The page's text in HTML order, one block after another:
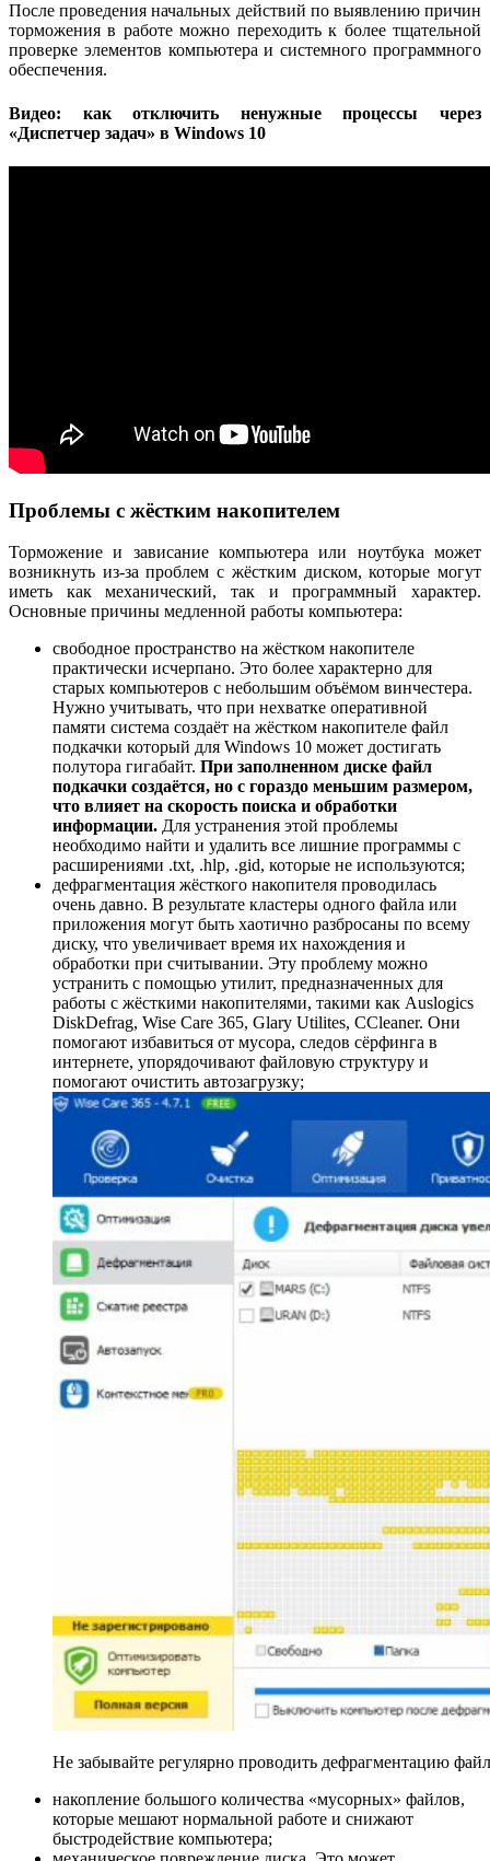
После проведения начальных действий по выявлению причин
торможения в работе можно переходить к более тщательной
проверке элементов компьютера и системного программного
обеспечения.
Видео: как отключить ненужные процессы через
«Диспетчер задач» в Windows 10
Проблемы с жёстким накопителем
Торможение и зависание компьютера или ноутбука может
возникнуть из-за проблем с жёстким диском, которые могут
иметь как механический, так и программный характер.
Основные причины медленной работы компьютера:
свободное пространство на жёстком накопителе
практически исчерпано. Это более характерно для
старых компьютеров с небольшим объёмом винчестера.
Нужно учитывать, что при нехватке оперативной
памяти система создаёт на жёстком накопителе файл
подкачки который для Windows 10 может достигать
полутора гигабайт. При заполненном диске файл
подкачки создаётся, но с гораздо меньшим размером,
что влияет на скорость поиска и обработки
информации. Для устранения этой проблемы
необходимо найти и удалить все лишние программы с
расширениями .txt, .hlp, .gid, которые не используются;
дефрагментация жёсткого накопителя проводилась
очень давно. В результате кластеры одного файла или
приложения могут быть хаотично разбросаны по всему
диску, что увеличивает время их нахождения и
обработки при считывании. Эту проблему можно
устранить с помощью утилит, предназначенных для
работы с жёсткими накопителями, такими как Auslogics
DiskDefrag, Wise Care 365, Glary Utilites, CCleaner. Они
помогают избавиться от мусора, следов сёрфинга в
интернете, упорядочивают файловую структуру и
помогают очистить автозагрузку;
Не забывайте регулярно проводить дефрагментацию
накопление большого количества «мусорных» файлов,
которые мешают нормальной работе и снижают
быстродействие компьютера;